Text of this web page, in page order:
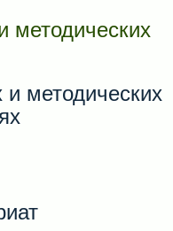
методических
методических